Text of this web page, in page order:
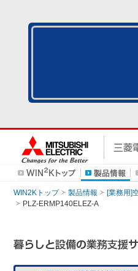
WIN2Kトップ 製品情報 [業務用]
PLZ-ERMP140ELEZ-A